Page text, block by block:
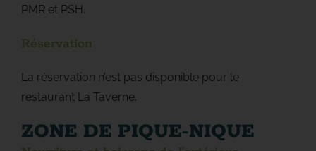
PMR et PSH.
Réservation
La réservation n’est pas disponible pour le
restaurant La Taverne.
ZONE DE PIQUE-NIQUE